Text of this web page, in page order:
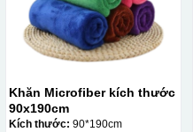
Khăn Microfiber kích thước
90x190cm
Kích thước: 90*190cm